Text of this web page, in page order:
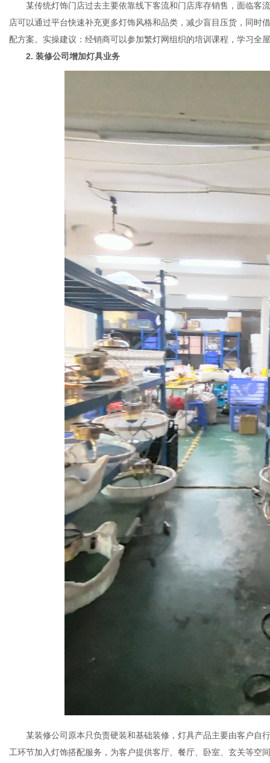
某传统灯饰门店过去主要依靠线下客流和门店库存销售，面临客
店可以通过平台快速补充更多灯饰风格和品类，减少盲目压货，同时
配方案。实操建议：经销商可以参加繁灯网组织的培训课程，学习全
2. 装修公司增加灯具业务
某装修公司原本只负责硬装和基础装修，灯具产品主要由客户自
工环节加入灯饰搭配服务，为客户提供客厅、餐厅、卧室、玄关等空